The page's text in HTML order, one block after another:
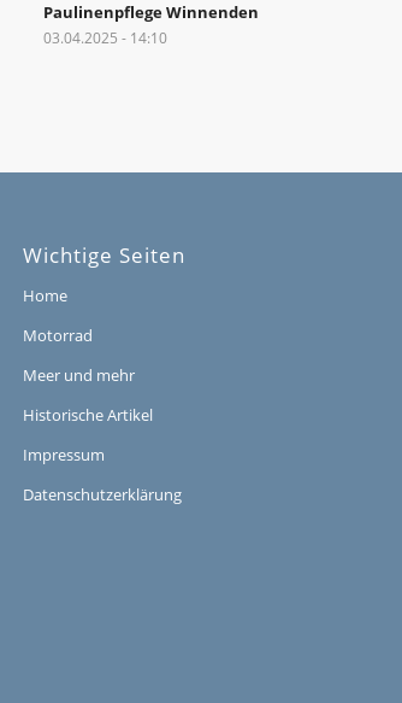
Paulinenpflege Winnenden
03.04.2025 - 14:10
Wichtige Seiten
Home
Motorrad
Meer und mehr
Historische Artikel
Impressum
Datenschutzerklärung